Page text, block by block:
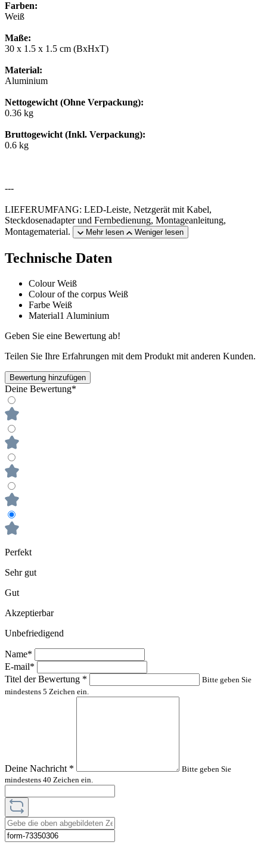
Farben:
Weiß
Maße:
30 x 1.5 x 1.5 cm (BxHxT)
Material:
Aluminium
Nettogewicht (Ohne Verpackung):
0.36 kg
Bruttogewicht (Inkl. Verpackung):
0.6 kg
---
LIEFERUMFANG: LED-Leiste, Netzgerät mit Kabel,
Steckdosenadapter und Fernbedienung, Montageanleitung,
Montagematerial.
Mehr lesen Weniger lesen
Technische Daten
Colour Weiß
Colour of the corpus Weiß
Farbe Weiß
Material1 Aluminium
Geben Sie eine Bewertung ab!
Teilen Sie Ihre Erfahrungen mit dem Produkt mit anderen Kunden.
Bewertung hinzufügen
Deine Bewertung*
Perfekt
Sehr gut
Gut
Akzeptierbar
Unbefriedigend
Name*
E-mail*
Titel der Bewertung *
Bitte geben Sie
mindestens 5 Zeichen ein.
Deine Nachricht *
Bitte geben Sie
mindestens 40 Zeichen ein.